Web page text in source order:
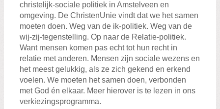
Over ons
Geschiedenis
Word lid
christelijk-sociale politiek in Amstelveen en
omgeving. De ChristenUnie vindt dat we het samen
moeten doen. Weg van de ik-politiek. Weg van de
wij-zij-tegenstelling. Op naar de Relatie-politiek.
Want mensen komen pas echt tot hun recht in
relatie met anderen. Mensen zijn sociale wezens en
het meest gelukkig, als ze zich gekend en erkend
voelen. We moeten het samen doen, verbonden
met God én elkaar. Meer hierover is te lezen in ons
verkiezingsprogramma.